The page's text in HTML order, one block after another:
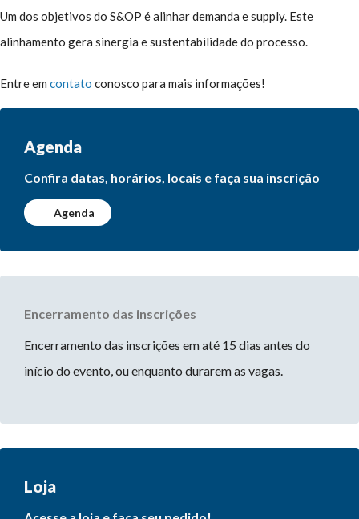
Um dos objetivos do S&OP é alinhar demanda e supply. Este
alinhamento gera sinergia e sustentabilidade do processo.
Entre em contato conosco para mais informações!
Agenda
Confira datas, horários, locais e faça sua inscrição
Agenda
Encerramento das inscrições
Encerramento das inscrições em até 15 dias antes do
início do evento, ou enquanto durarem as vagas.
Loja